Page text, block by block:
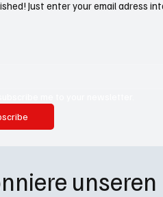
Just enter your email adress
unseren